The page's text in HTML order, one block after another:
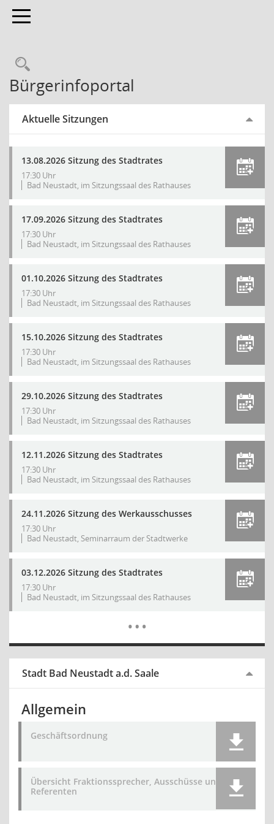
Toggle navigation
Bürgerinfoportal
Aktuelle Sitzungen
13.08.2026 Sitzung des Stadtrates
17:30 Uhr
Bad Neustadt, im Sitzungssaal des Rathauses
17.09.2026 Sitzung des Stadtrates
17:30 Uhr
Bad Neustadt, im Sitzungssaal des Rathauses
01.10.2026 Sitzung des Stadtrates
17:30 Uhr
Bad Neustadt, im Sitzungssaal des Rathauses
15.10.2026 Sitzung des Stadtrates
17:30 Uhr
Bad Neustadt, im Sitzungssaal des Rathauses
29.10.2026 Sitzung des Stadtrates
17:30 Uhr
Bad Neustadt, im Sitzungssaal des Rathauses
12.11.2026 Sitzung des Stadtrates
17:30 Uhr
Bad Neustadt, im Sitzungssaal des Rathauses
24.11.2026 Sitzung des Werkausschusses
17:30 Uhr
Bad Neustadt, Seminarraum der Stadtwerke
03.12.2026 Sitzung des Stadtrates
17:30 Uhr
Bad Neustadt, im Sitzungssaal des Rathauses
…
Stadt Bad Neustadt a.d. Saale
Allgemein
Geschäftsordnung
Übersicht Fraktionssprecher, Ausschüsse und
Referenten
Mehr